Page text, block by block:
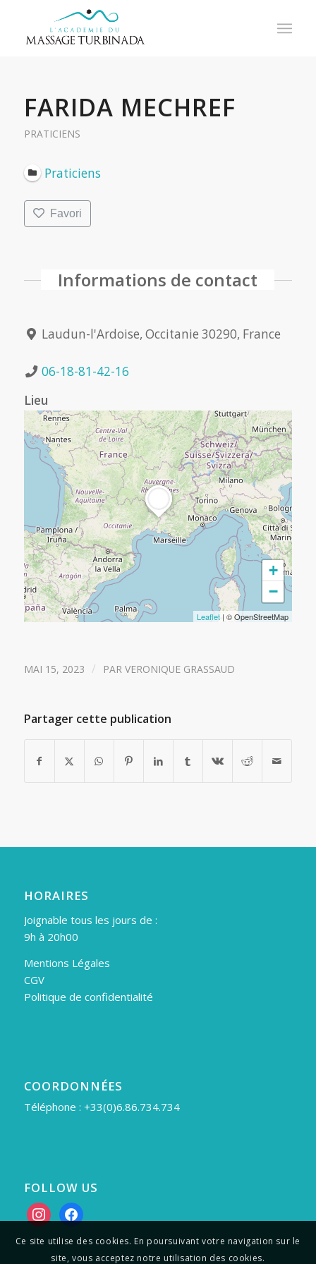
FARIDA MECHREF
PRATICIENS
Praticiens
Favori
Informations de contact
Laudun-l'Ardoise, Occitanie 30290, France
06-18-81-42-16
Lieu
+
−
Leaflet | © OpenStreetMap
MAI 15, 2023 / PAR VERONIQUE GRASSAUD
Partager cette publication
HORAIRES
Joignable tous les jours de :
9h à 20h00
Mentions Légales
CGV
Politique de confidentialité
COORDONNÉES
Téléphone : +33(0)6.86.734.734
FOLLOW US
instagramfacebook
Ce site utilise des cookies. En poursuivant votre navigation sur le
site, vous acceptez notre utilisation des cookies.